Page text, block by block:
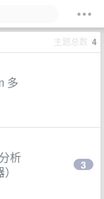
主题总数 4
多
析
3